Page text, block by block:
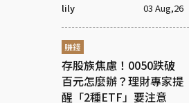
lily 03 Aug,26
賺錢
存股族焦慮！0050跌破
百元怎麼辦？理財專家提
醒「2種ETF」要注意